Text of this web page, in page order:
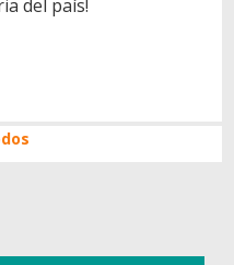
del país!